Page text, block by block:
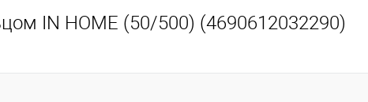
IN HOME (50/500) (4690612032290)